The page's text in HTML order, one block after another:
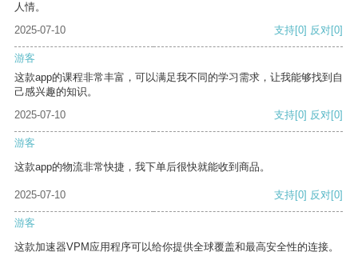
人情。
2025-07-10
支持[0] 反对[0]
游客
这款app的课程非常丰富，可以满足我不同的学习需求，让我能够找到自
己感兴趣的知识。
2025-07-10
支持[0] 反对[0]
游客
这款app的物流非常快捷，我下单后很快就能收到商品。
2025-07-10 支持[0] 反对[0]
游客
这款加速器VPM应用程序可以给你提供全球覆盖和最高安全性的连接。